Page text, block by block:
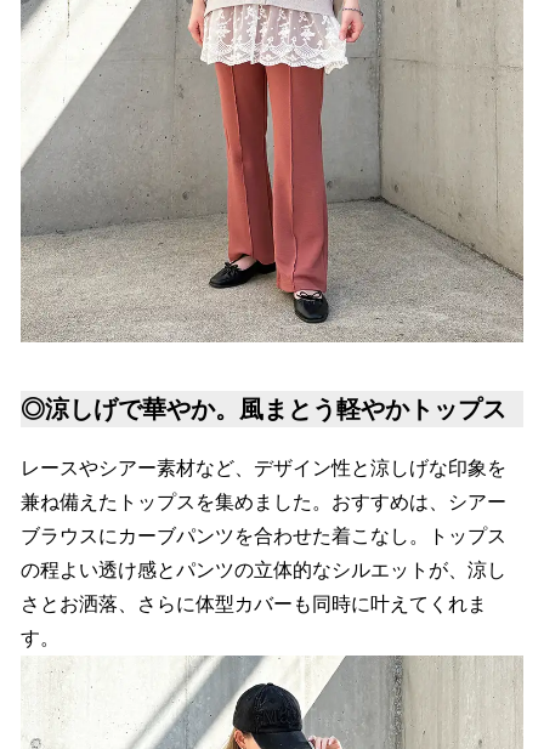
◎涼しげで華やか。風まとう軽やかトップス
レースやシアー素材など、デザイン性と涼しげな印象を
兼ね備えたトップスを集めました。おすすめは、シアー
ブラウスにカーブパンツを合わせた着こなし。トップス
の程よい透け感とパンツの立体的なシルエットが、涼し
さとお洒落、さらに体型カバーも同時に叶えてくれま
す。